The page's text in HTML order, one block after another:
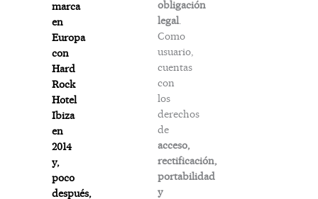
marca
en
Europa
con
Hard
Rock
Hotel
Ibiza
en
2014
y,
poco
después,
obligación
legal.
Como
usuario,
cuentas
con
los
derechos
de
acceso,
rectificación,
portabilidad
y